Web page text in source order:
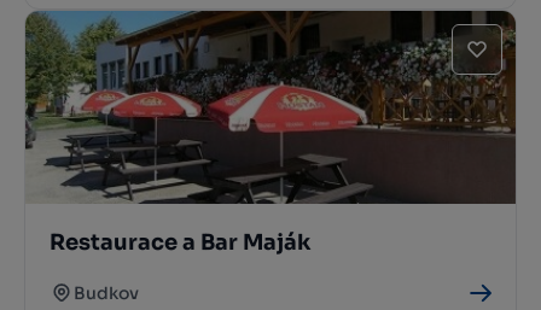
Restaurace a Bar Maják
Budkov